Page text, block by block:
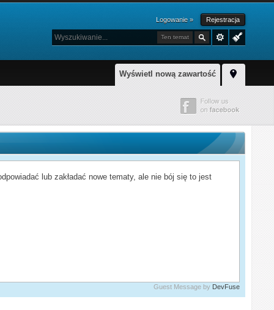
Logowanie » Rejestracja
Ten temat
Wyświetl nową zawartość
lub zakładać nowe tematy, ale nie bój się to jest
Guest Message by DevFuse